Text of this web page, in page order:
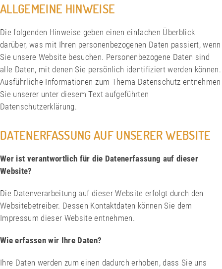
ALLGEMEINE HINWEISE
Die folgenden Hinweise geben einen einfachen Überblick
darüber, was mit Ihren personenbezogenen Daten passiert, wenn
Sie unsere Website besuchen. Personenbezogene Daten sind
alle Daten, mit denen Sie persönlich identifiziert werden können.
Ausführliche Informationen zum Thema Datenschutz entnehmen
Sie unserer unter diesem Text aufgeführten
Datenschutzerklärung.
DATENERFASSUNG AUF UNSERER WEBSITE
Wer ist verantwortlich für die Datenerfassung auf dieser
Website?
Die Datenverarbeitung auf dieser Website erfolgt durch den
Websitebetreiber. Dessen Kontaktdaten können Sie dem
Impressum dieser Website entnehmen.
Wie erfassen wir Ihre Daten?
Ihre Daten werden zum einen dadurch erhoben, dass Sie uns